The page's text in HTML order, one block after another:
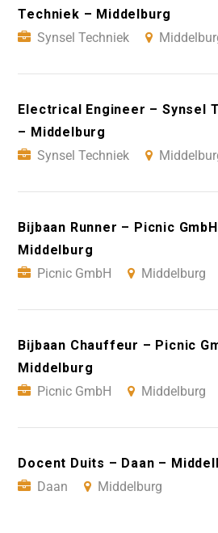
Techniek – Middelburg
Synsel Techniek
Electrical Engineer – Synsel
– Middelburg
Synsel Techniek
Bijbaan Runner – Picnic
Middelburg
Picnic GmbH
Middelburg
Bijbaan Chauffeur – Picnic
Middelburg
Picnic GmbH
Middelburg
Docent Duits – Daan –
Daan
Middelburg